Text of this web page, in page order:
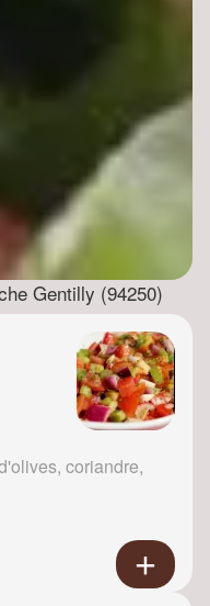
Gentilly (94250)
coriandre,